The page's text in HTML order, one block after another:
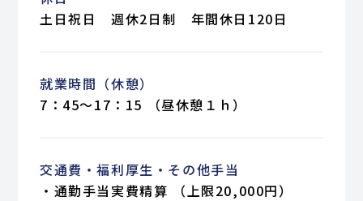
土日祝日 週休2日制 年間休日120日
就業時間（休憩）
7：45～17：15 （昼休憩１ｈ）
交通費・福利厚生・ その他手当
・通勤手当実費精算 （上限20,000円）